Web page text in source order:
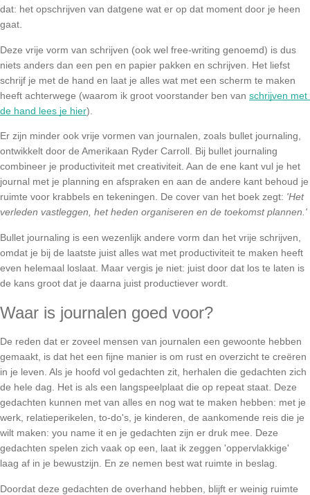
dat: het opschrijven van datgene wat er op dat moment door je heen
gaat.
Deze vrije vorm van schrijven (ook wel free-writing genoemd) is dus
niets anders dan een pen en papier pakken en schrijven. Het liefst
schrijf je met de hand en laat je alles wat met een scherm te maken
heeft achterwege (waarom ik groot voorstander ben van schrijven met
de hand lees je hier).
Er zijn minder ook vrije vormen van journalen, zoals bullet journaling,
ontwikkelt door de Amerikaan Ryder Carroll. Bij bullet journaling
combineer je productiviteit met creativiteit. Aan de ene kant vul je het
journal met je planning en afspraken en aan de andere kant behoud je
ruimte voor krabbels en tekeningen. De cover van het boek zegt: 'Het
verleden vastleggen, het heden organiseren en de toekomst plannen.'
Bullet journaling is een wezenlijk andere vorm dan het vrije schrijven,
omdat je bij de laatste juist alles wat met productiviteit te maken heeft
even helemaal loslaat. Maar vergis je niet: juist door dat los te laten is
de kans groot dat je daarna juist productiever wordt.
Waar is journalen goed voor?
De reden dat er zoveel mensen van journalen een gewoonte hebben
gemaakt, is dat het een fijne manier is om rust en overzicht te creëren
in je leven. Als je hoofd vol gedachten zit, herhalen die gedachten zich
de hele dag. Het is als een langspeelplaat die op repeat staat. Deze
gedachten kunnen met van alles en nog wat te maken hebben: met je
werk, relatieperikelen, to-do's, je kinderen, de aankomende reis die je
wilt maken: you name it en je gedachten zijn er druk mee. Deze
gedachten spelen zich vaak op een, laat ik zeggen 'oppervlakkige'
laag af in je bewustzijn. En ze nemen best wat ruimte in beslag.
Doordat deze gedachten de overhand hebben, blijft er weinig ruimte